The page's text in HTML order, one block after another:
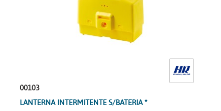
00103
LANTERNA INTERMITENTE S/BATERIA *